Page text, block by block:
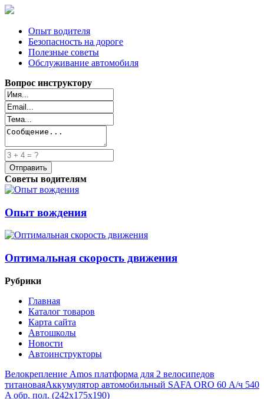
Опыт водителя
Безопасность на дороге
Полезные советы
Обслуживание автомобиля
Вопрос инструктору
Советы водителям
Опыт вождения
Оптимальная скорость движения
Рубрики
Главная
Каталог товаров
Карта сайта
Автошколы
Новости
Автоинструкторы
Велокрепление Amos платформа для 2 велосипедов
титановаяАккумулятор автомобильный SAFA ORO 60 А/ч 540
A обр. пол. (242x175x190)